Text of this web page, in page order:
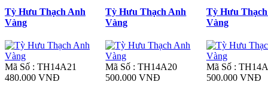
Tỳ Hưu Thạch Anh
Vàng
Mã Số : TH14A21
480.000 VNĐ
Tỳ Hưu Thạch Anh
Vàng
Mã Số : TH14A20
500.000 VNĐ
Tỳ Hưu
Vàng
Mã Số :
500.000 VNĐ